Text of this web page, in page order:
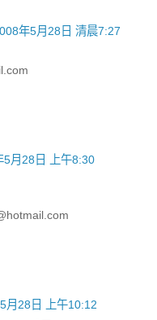
年5月28日 清晨7:27
5月28日 上午8:30
月28日 上午10:12